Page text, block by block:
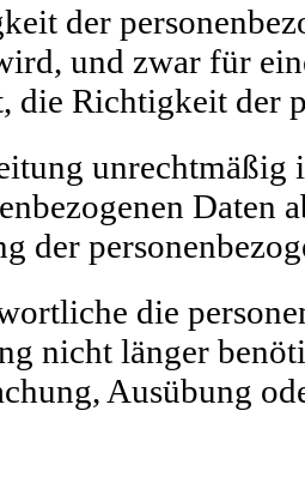
der
und zwar für
die Richtigkeit der
unrechtmäßig
Daten
der
die
nicht länger
Ausübung